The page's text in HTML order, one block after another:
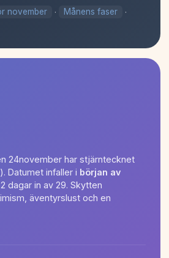
november · Månens faser
·
24november har stjärntecknet
Datumet infaller i början av
dagar in av 29. Skytten
äventyrslust och en